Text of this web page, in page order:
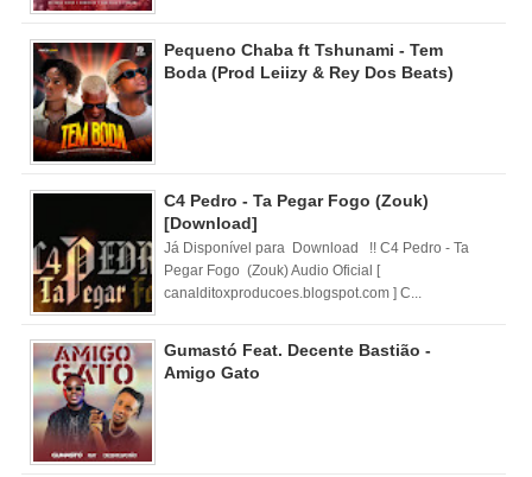
Pequeno Chaba ft Tshunami - Tem
Boda (Prod Leiizy & Rey Dos Beats)
C4 Pedro - Ta Pegar Fogo (Zouk)
[Download]
Já Disponível para Download !! C4 Pedro - Ta
Pegar Fogo (Zouk) Audio Oficial [
canalditoxproducoes.blogspot.com ] C...
Gumastó Feat. Decente Bastião -
Amigo Gato